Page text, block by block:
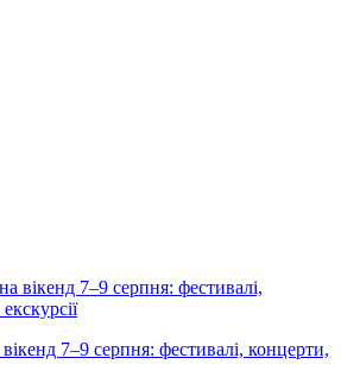
7–9 серпня: фестивалі, концерти,